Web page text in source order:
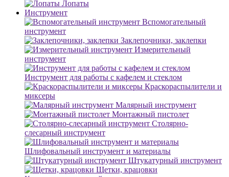
Лопаты
Инструмент
Вспомогательный
инструмент
Заклепочники, заклепки
Измерительный
инструмент
Инструмент для работы с кафелем и стеклом
Краскораспылители и
миксеры
Малярный инструмент
Монтажный пистолет
Столярно-
слесарный инструмент
Шлифовальный инструмент и материалы
Штукатурный инструмент
Щетки, крацовки